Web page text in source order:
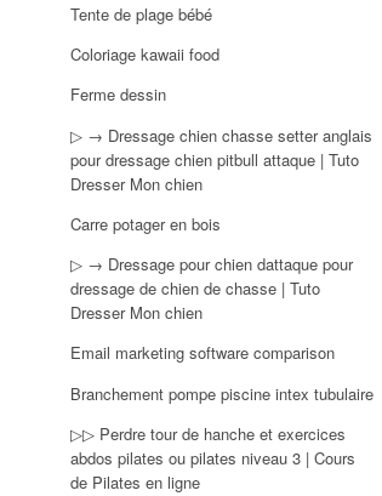
Tente de plage bébé
Coloriage kawaii food
Ferme dessin
▷ → Dressage chien chasse setter anglais
pour dressage chien pitbull attaque | Tuto
Dresser Mon chien
Carre potager en bois
▷ → Dressage pour chien dattaque pour
dressage de chien de chasse | Tuto
Dresser Mon chien
Email marketing software comparison
Branchement pompe piscine intex tubulaire
▷▷ Perdre tour de hanche et exercices
abdos pilates ou pilates niveau 3 | Cours
de Pilates en ligne